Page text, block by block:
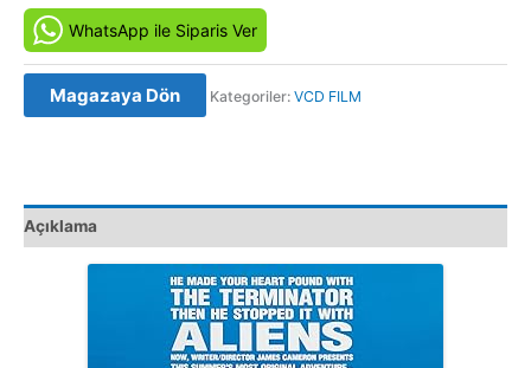
Abyss
(1989)
Orjinal
VCD
WhatsApp ile Siparis Ver
Magazaya Dön Kategoriler: VCD FILM
Açıklama